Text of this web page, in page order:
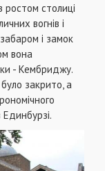
столиці
вогнів і
і замок
вона
- Кембриджу.
закрито, а
Единбурзі.